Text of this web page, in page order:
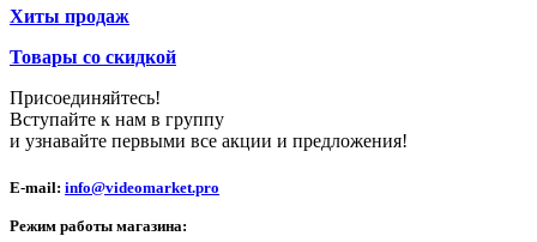
Хиты продаж
Товары со скидкой
Присоединяйтесь!
Вступайте к нам в группу
и узнавайте первыми все акции и предложения!
E-mail: info@videomarket.pro
Режим работы магазина: